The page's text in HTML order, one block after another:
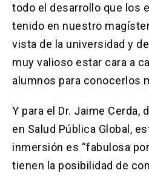
todo el desarrollo que los
tenido en nuestro
vista de la universidad y
muy valioso estar cara a
alumnos para conocerlos
Y para el Dr. Jaime Cerda,
en Salud Pública Global,
inmersión es “fabulosa
tienen la posibilidad de